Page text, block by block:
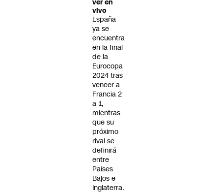
ver en
vivo
España
ya se
encuentra
en la final
de la
Eurocopa
2024 tras
vencer a
Francia 2
a 1,
mientras
que su
próximo
rival se
definirá
entre
Países
Bajos e
Inglaterra.